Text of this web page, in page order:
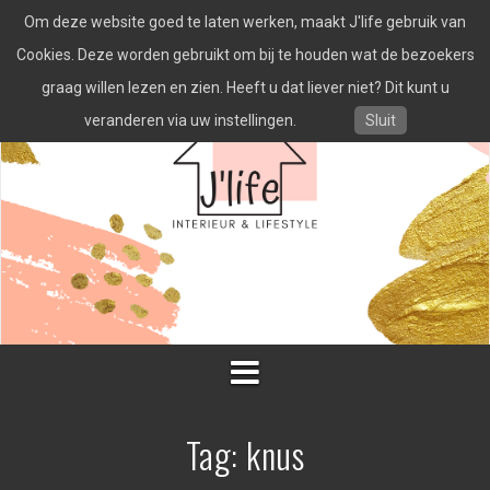
naar
inhoud
Tag: knus
Om deze website goed te laten werken, maakt J'life gebruik van
Cookies. Deze worden gebruikt om bij te houden wat de bezoekers
graag willen lezen en zien. Heeft u dat liever niet? Dit kunt u
veranderen via uw instellingen.
Sluit